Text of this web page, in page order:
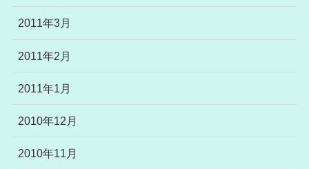
2011年3月
2011年2月
2011年1月
2010年12月
2010年11月